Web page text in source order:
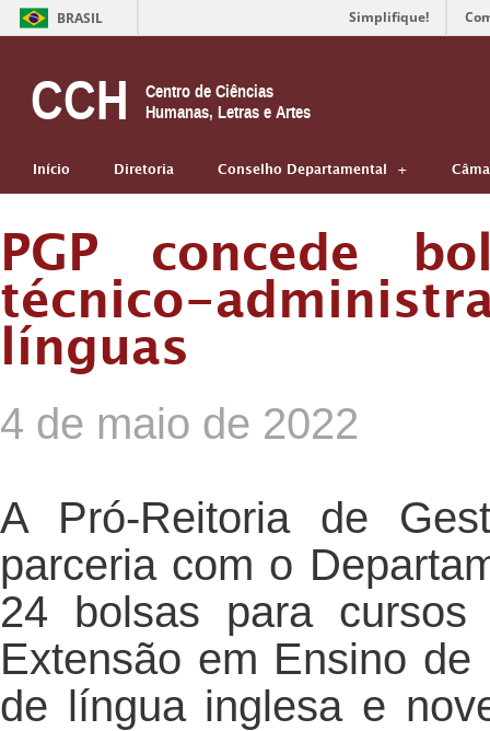
BRASIL Simplifique!
CCH
Centro de Ciências
Humanas, Letras e Artes
Início Diretoria Conselho Departamental
PGP concede
técnico-
línguas
4 de maio de 2022
A Pró-Reitoria de
parceria com o
24 bolsas para
Extensão em Ensino
de língua inglesa e